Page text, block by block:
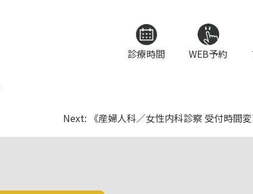
診療時間 WEB予約
Next: 《産婦人科／女性内科診察 受付時間